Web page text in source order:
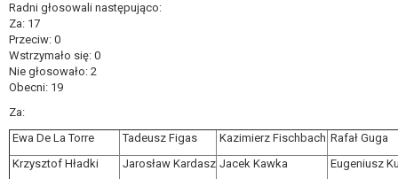
Radni głosowali następująco:
Za: 17
Przeciw: 0
Wstrzymało się: 0
Nie głosowało: 2
Obecni: 19
Za:
Ewa De La Torre
Tadeusz Figas Kazimierz Fischbach Rafał Guga
Krzysztof Hładki
Jarosław Kardasz Jacek Kawka
Eugeniusz